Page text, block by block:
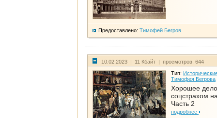
Предоставлено: Тимофей Бегров
10.02.2023 | 11 Кбайт | просмотров: 644
Тип:
Тимофея Бегрова
Хорошее дело
соцстрахом
Часть 2
подробнее